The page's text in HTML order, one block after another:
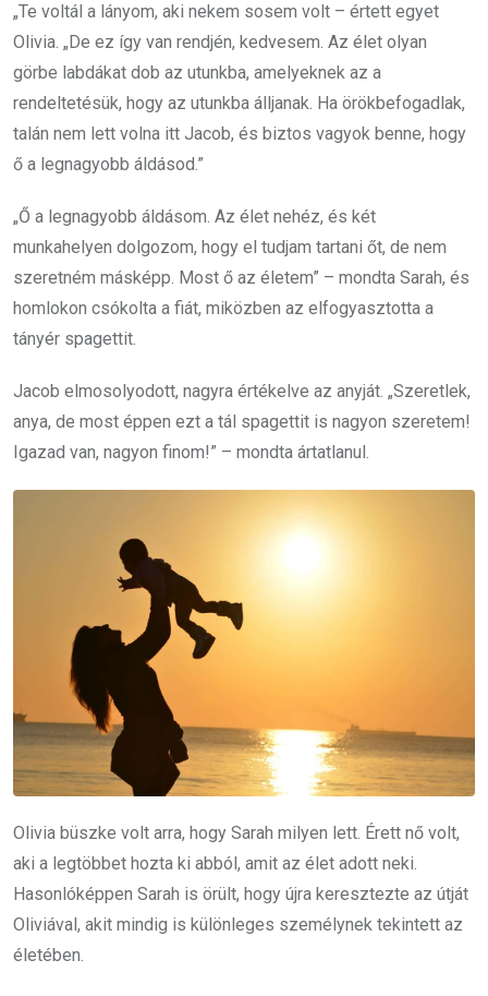
„Te voltál a lányom, aki nekem sosem volt – értett egyet
Olivia. „De ez így van rendjén, kedvesem. Az élet olyan
görbe labdákat dob az utunkba, amelyeknek az a
rendeltetésük, hogy az utunkba álljanak. Ha örökbefogadlak,
talán nem lett volna itt Jacob, és biztos vagyok benne, hogy
ő a legnagyobb áldásod.”
„Ő a legnagyobb áldásom. Az élet nehéz, és két
munkahelyen dolgozom, hogy el tudjam tartani őt, de nem
szeretném másképp. Most ő az életem” – mondta Sarah, és
homlokon csókolta a fiát, miközben az elfogyasztotta a
tányér spagettit.
Jacob elmosolyodott, nagyra értékelve az anyját. „Szeretlek,
anya, de most éppen ezt a tál spagettit is nagyon szeretem!
Igazad van, nagyon finom!” – mondta ártatlanul.
Olivia büszke volt arra, hogy Sarah milyen lett. Érett nő volt,
aki a legtöbbet hozta ki abból, amit az élet adott neki.
Hasonlóképpen Sarah is örült, hogy újra keresztezte az útját
Oliviával, akit mindig is különleges személynek tekintett az
életében.